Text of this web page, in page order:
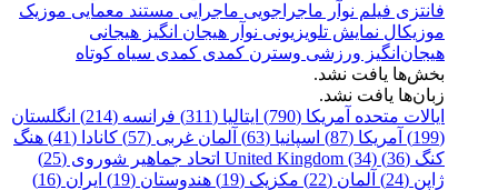
فانتزی فیلم نوآر ماجراجویی ماجرایی مستند معمایی موزیک
موزیکال نمایش تلویزیونی نوآر هیجان انگیز هیجانی
هیجان‌انگیز ورزشی وسترن کمدی کمدی سیاه کوتاه
بخش‌ها یافت نشد.
زبان‌ها یافت نشد.
ایالات متحده آمریکا (790)
ایتالیا (311) فرانسه (214)
انگلستان
(199)
آمریکا (87) اسپانیا (63) آلمان غربی (57) کانادا (41)
هنگ
کنگ (36)
United Kingdom (34) اتحاد جماهیر شوروی (25)
ژاپن (24)
آلمان (22) مکزیک (19) هندوستان (19)
ایران (16)